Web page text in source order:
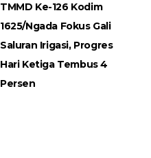
TMMD Ke-126 Kodim
1625/Ngada Fokus Gali
Saluran Irigasi, Progres
Hari Ketiga Tembus 4
Persen